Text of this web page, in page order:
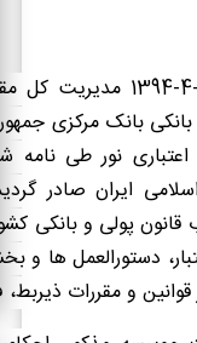
به موجب نامه شماره 94236 مورخ
بانکی بانک مرکزی
اسلامی ایران صادر
پولی و بانکی
دستورالعمل ها و
و مقررات ذی­ربط،